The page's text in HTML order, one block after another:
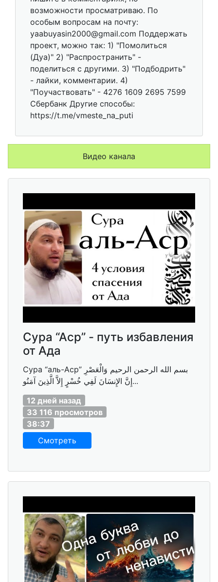
возможности просматриваю. По
особым вопросам на почту:
yaabuyasin2000@gmail.com Поддержать
проект, можно так: 1) "Помолиться
(Дуа)" 2) "Распространить" -
поделиться с другими. 3) "Подбодрить"
- лайки, комментарии. 4)
"Поучаствовать" - 4276 1609 2695 7599
Сбербанк Другие способы:
https://t.me/vmeste_na_puti
Видео канала
Сура “Аср” - путь избавления
от Ада
Сура “аль-Аср” بسم الله الرحمن الرحيم وَالْعَصْرِ
إِنَّ الإِنسَانَ لَفِي خُسْرٍ إِلاَّ الَّذِينَ آمَنُو...
12 дней назад
33 116 просмотров
38:37
Смотреть